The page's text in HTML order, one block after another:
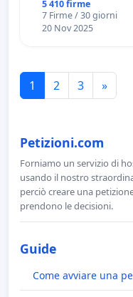
5 410 firme
7 Firme / 30 giorni
20 Nov 2025
1 2 3 »
Petizioni.com
Forniamo un servizio di
usando il nostro
perciò creare una
prendono le decisioni.
Guide
Come avviare una